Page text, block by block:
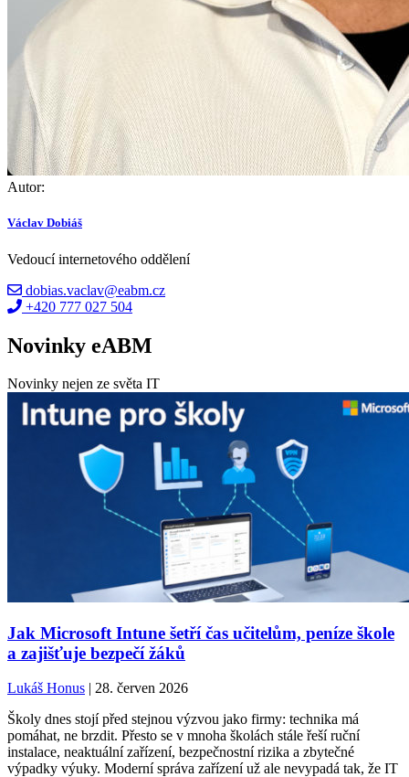
Autor:
Václav Dobiáš
Vedoucí internetového oddělení
dobias.vaclav@eabm.cz
+420 777 027 504
Novinky eABM
Novinky nejen ze světa IT
Jak Microsoft Intune šetří čas učitelům, peníze škole
a zajišťuje bezpečí žáků
Lukáš Honus | 28. červen 2026
Školy dnes stojí před stejnou výzvou jako firmy: technika má
pomáhat, ne brzdit. Přesto se v mnoha školách stále řeší ruční
instalace, neaktuální zařízení, bezpečnostní rizika a zbytečné
výpadky výuky. Moderní správa zařízení už ale nevypadá tak, že IT